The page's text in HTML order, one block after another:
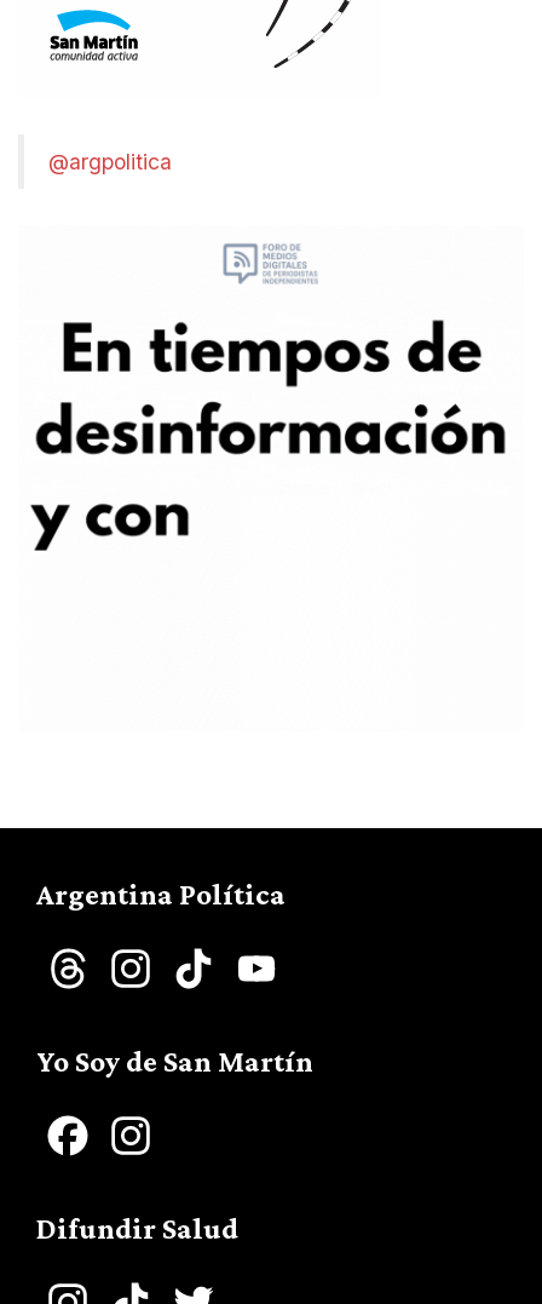
@argpolitica
Argentina Política
Threads InstagramTikTok
Yo Soy de San Martín
Facebook
Difundir Salud